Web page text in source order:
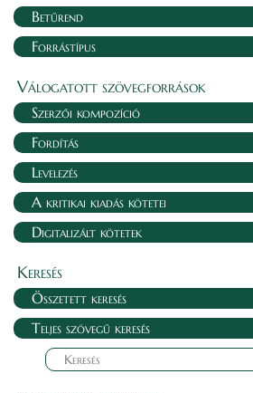
Betűrend
Forrástípus
Válogatott szövegforrások
Szerzői kompozíció
Fordítás
Levelezés
A kritikai kiadás kötetei
Digitalizált kötetek
Keresés
Összetett keresés
Teljes szövegű keresés